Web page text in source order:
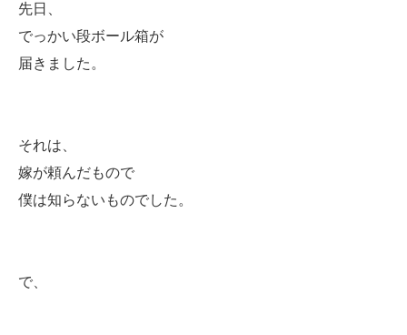
先日、
でっかい段ボール箱が
届きました。
それは、
嫁が頼んだもので
僕は知らないものでした。
で、